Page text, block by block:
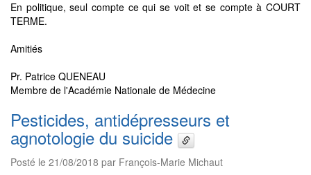
En politique, seul compte ce qui se voit et se compte à COURT
TERME.
Amitiés
Pr. Patrice QUENEAU
Membre de l'Académie Nationale de Médecine
Pesticides, antidépresseurs et
agnotologie du suicide
Posté le 21/08/2018 par François-Marie Michaut